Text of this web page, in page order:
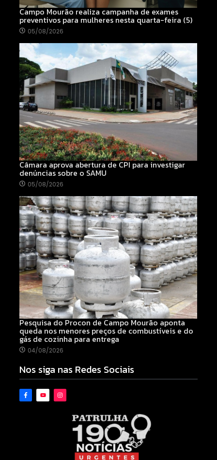
Campo Mourão realiza campanha de exames
preventivos para mulheres nesta quarta-feira (5)
05/08/2026
Câmara aprova abertura de CPI para investigar
denúncias sobre o SAMU
05/08/2026
Pesquisa do Procon de Campo Mourão aponta
queda nos menores preços de combustíveis e do
gás de cozinha para entrega
04/08/2026
Nos siga nas Redes Sociais